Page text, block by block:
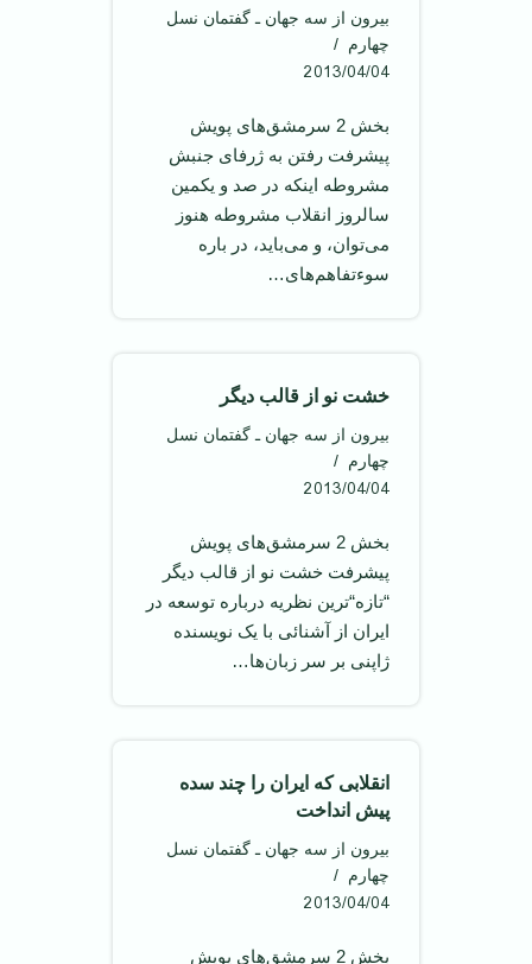
بیرون از سه جهان ـ گفتمان نسل
چهارم
2013/04/04
بخش 2 سرمشق‌های پویش
پیشرفت رفتن به ژرفای جنبش
مشروطه اينکه در صد و يکمين
سالروز انقلاب مشروطه هنوز
می‌توان، و می‌بايد، در باره
سوء‌تفاهم‌های…
خشت نو از قالب دیگر
بیرون از سه جهان ـ گفتمان نسل
چهارم
2013/04/04
بخش 2 سرمشق‌های پویش
پیشرفت خشت نو از قالب دیگر
“تازه“‌ترین نظریه درباره توسعه در
ایران از آشنائی با یک نویسنده
ژاپنی بر سر زبان‌ها…
انقلابی که ايران را چند سده
پيش انداخت
بیرون از سه جهان ـ گفتمان نسل
چهارم
2013/04/04
بخش 2 سرمشق‌های پویش